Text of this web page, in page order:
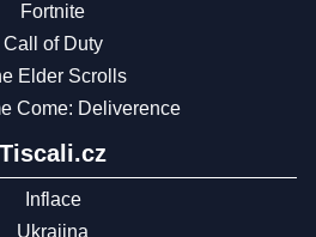
Fortnite
Call of Duty
Elder Scrolls
Come: Deliverence
Tiscali.cz
Inflace
Ukrajina